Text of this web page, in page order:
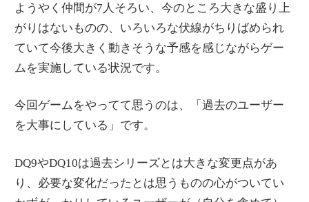
世
界
へ
発
ようやく仲間が7人そろい、今のところ大きな盛り上
がりはないものの、いろいろな伏線がちりばめられ
ていて今後大きく動きそうな予感を感じながらゲー
ムを実施している状況です。
今回ゲームをやってて思うのは、「過去のユーザー
を大事にしている」です。
DQ9やDQ10は過去シリーズとは大きな変更点があ
り、必要な変化だったとは思うものの心がついてい